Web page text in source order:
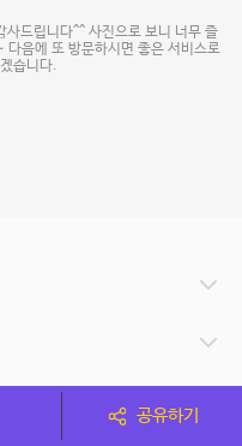
드립니다^^ 사진으로 보니 너무 즐
다음에 또 방문하시면 좋은 서비스로
습니다.
공유하기